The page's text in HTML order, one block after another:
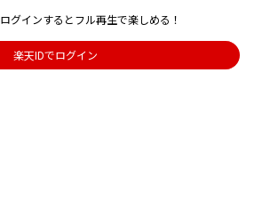
ログインするとフル再生で楽しめる！
楽天IDでログイン